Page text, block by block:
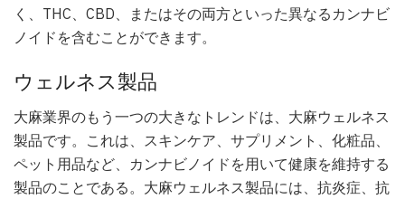
く、THC、CBD、またはその両方といった異なるカンナビ
ノイドを含むことができます。
ウェルネス製品
大麻業界のもう一つの大きなトレンドは、大麻ウェルネス
製品です。これは、スキンケア、サプリメント、化粧品、
ペット用品など、カンナビノイドを用いて健康を維持する
製品のことである。大麻ウェルネス製品には、抗炎症、抗